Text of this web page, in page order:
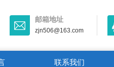
邮箱地址
zjn506@163.com
联系我们